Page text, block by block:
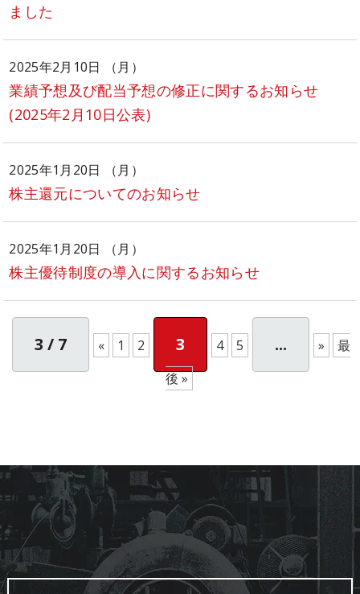
ました
2025年2月10日 （月）
業績予想及び配当予想の修正に関するお知らせ
(2025年2月10日公表)
2025年1月20日 （月）
株主還元についてのお知らせ
2025年1月20日 （月）
株主優待制度の導入に関するお知らせ
3 / 7 « 1 2 3 4 5 ... »
最
後 »